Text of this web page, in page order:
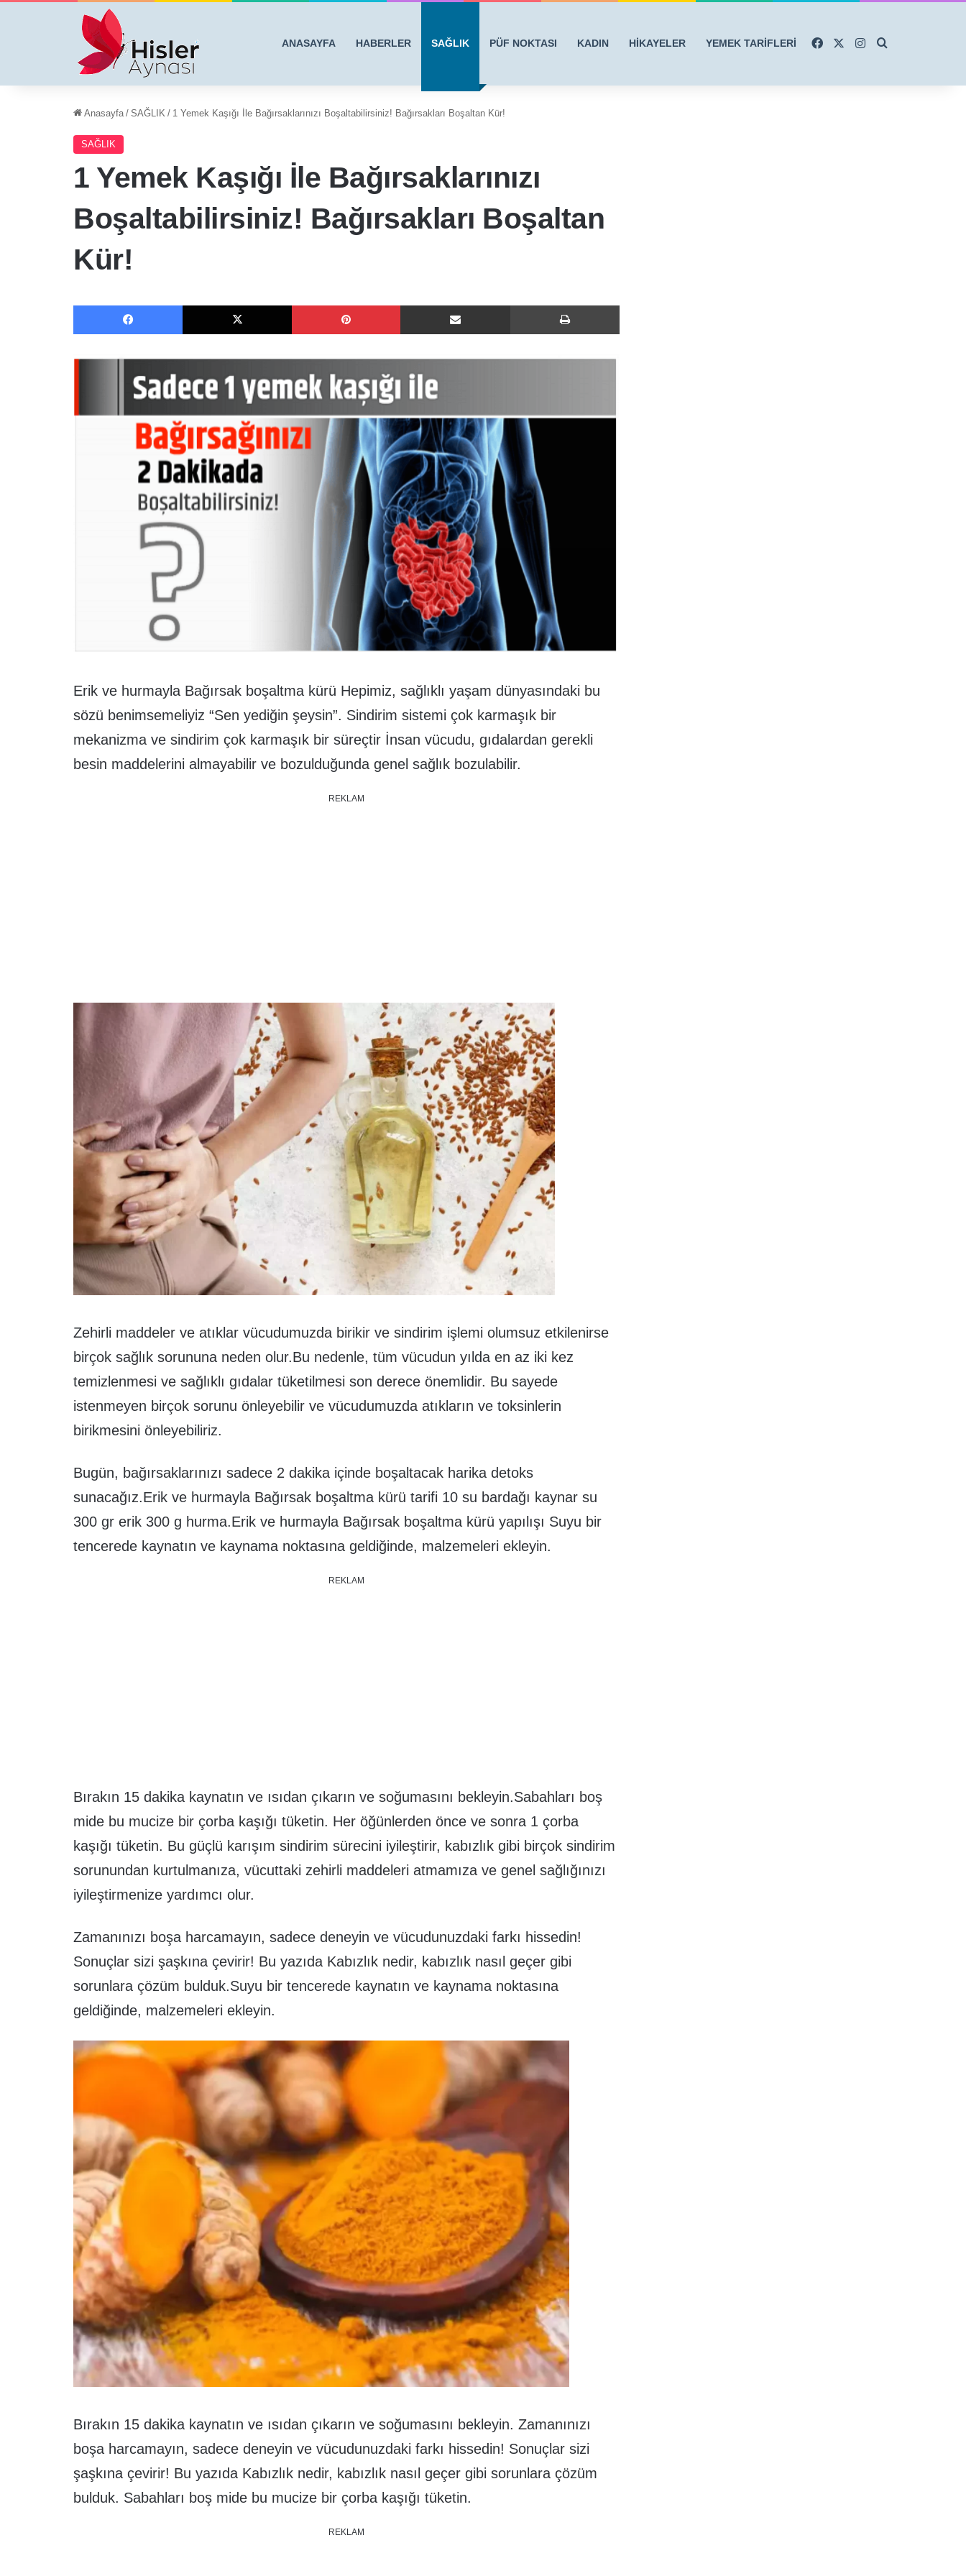
ANASAYFA HABERLER SAĞLIK PÜF NOKTASI KADIN HİKAYELER YEMEK TARİFLERİ FacebookInstagram
Anasayfa / SAĞLIK / 1 Yemek Kaşığı İle Bağırsaklarınızı Boşaltabilirsiniz! Bağırsakları Boşaltan Kür!
SAĞLIK
1 Yemek Kaşığı İle Bağırsaklarınızı
Boşaltabilirsiniz! Bağırsakları Boşaltan
Kür!
Facebook X Pinterest E-Posta ile paylaş Yazdır
Erik ve hurmayla Bağırsak boşaltma kürü Hepimiz, sağlıklı yaşam dünyasındaki bu
sözü benimsemeliyiz “Sen yediğin şeysin”. Sindirim sistemi çok karmaşık bir
mekanizma ve sindirim çok karmaşık bir süreçtir İnsan vücudu, gıdalardan gerekli
besin maddelerini almayabilir ve bozulduğunda genel sağlık bozulabilir.
REKLAM
Zehirli maddeler ve atıklar vücudumuzda birikir ve sindirim işlemi olumsuz etkilenirse
birçok sağlık sorununa neden olur.Bu nedenle, tüm vücudun yılda en az iki kez
temizlenmesi ve sağlıklı gıdalar tüketilmesi son derece önemlidir. Bu sayede
istenmeyen birçok sorunu önleyebilir ve vücudumuzda atıkların ve toksinlerin
birikmesini önleyebiliriz.
Bugün, bağırsaklarınızı sadece 2 dakika içinde boşaltacak harika detoks
sunacağız.Erik ve hurmayla Bağırsak boşaltma kürü tarifi 10 su bardağı kaynar su
300 gr erik 300 g hurma.Erik ve hurmayla Bağırsak boşaltma kürü yapılışı Suyu bir
tencerede kaynatın ve kaynama noktasına geldiğinde, malzemeleri ekleyin.
REKLAM
Bırakın 15 dakika kaynatın ve ısıdan çıkarın ve soğumasını bekleyin.Sabahları boş
mide bu mucize bir çorba kaşığı tüketin. Her öğünlerden önce ve sonra 1 çorba
kaşığı tüketin. Bu güçlü karışım sindirim sürecini iyileştirir, kabızlık gibi birçok sindirim
sorunundan kurtulmanıza, vücuttaki zehirli maddeleri atmamıza ve genel sağlığınızı
iyileştirmenize yardımcı olur.
Zamanınızı boşa harcamayın, sadece deneyin ve vücudunuzdaki farkı hissedin!
Sonuçlar sizi şaşkına çevirir! Bu yazıda Kabızlık nedir, kabızlık nasıl geçer gibi
sorunlara çözüm bulduk.Suyu bir tencerede kaynatın ve kaynama noktasına
geldiğinde, malzemeleri ekleyin.
Bırakın 15 dakika kaynatın ve ısıdan çıkarın ve soğumasını bekleyin. Zamanınızı
boşa harcamayın, sadece deneyin ve vücudunuzdaki farkı hissedin! Sonuçlar sizi
şaşkına çevirir! Bu yazıda Kabızlık nedir, kabızlık nasıl geçer gibi sorunlara çözüm
bulduk. Sabahları boş mide bu mucize bir çorba kaşığı tüketin.
REKLAM